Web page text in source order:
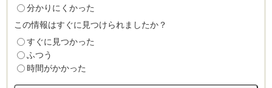
分かりにくかった
この情報はすぐに見つけられましたか？
すぐに見つかった
ふつう
時間がかかった